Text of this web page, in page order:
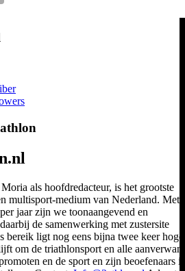
als hoofdredacteur, is het grootste
multisport-medium van Nederland. Met
jaar zijn we toonaangevend en
de samenwerking met zustersite
bereik ligt nog eens bijna twee keer
om de triathlonsport en alle
en de sport en zijn beoefenaars